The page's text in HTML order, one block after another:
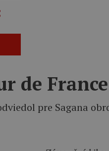
de
pre Sagana